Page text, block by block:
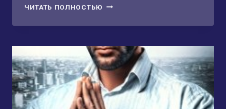
ЧИТАТЬ ПОЛНОСТЬЮ У
СВОИ